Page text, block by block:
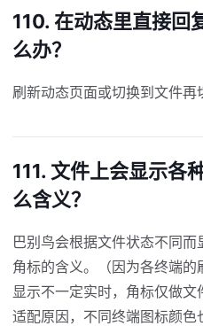
110. 在动态里直接回
么办？
刷新动态页面或切换到文件再
111. 文件上会显示各
么含义？
巴别鸟会根据文件状态不同
角标的含义。（因为各终端
显示不一定实时，角标仅做
适配原因，不同终端图标颜色